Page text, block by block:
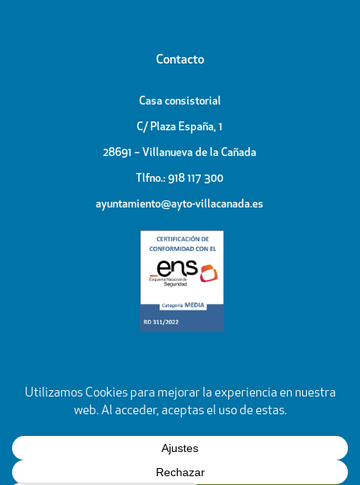
Contacto
Casa consistorial
C/ Plaza España, 1
28691 – Villanueva de la Cañada
Tlfno.: 918 117 300
ayuntamiento@ayto-villacanada.es